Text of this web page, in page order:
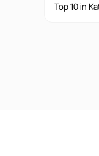
Top 10 in